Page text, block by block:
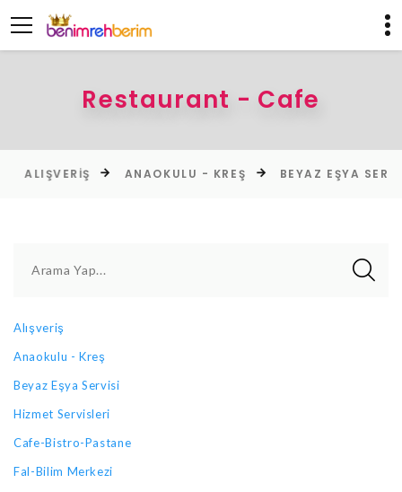
Restaurant - Cafe
ALIŞVERIŞ ANAOKULU - KREŞ BEYAZ EŞYA SERVISI
Arama Yap...
Alışveriş
Anaokulu - Kreş
Beyaz Eşya Servisi
Hizmet Servisleri
Cafe-Bistro-Pastane
Fal-Bilim Merkezi